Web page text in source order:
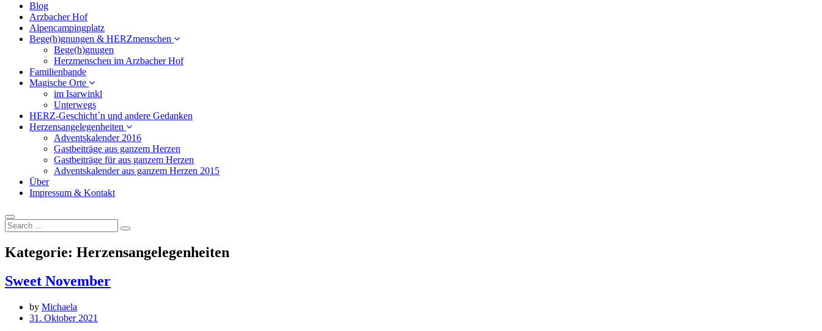
Blog
Arzbacher Hof
Alpencampingplatz
Bege(h)gnungen & HERZmenschen
Bege(h)gnugen
Herzmenschen im Arzbacher Hof
Familienbande
Magische Orte
im Isarwinkl
Unterwegs
HERZ-Geschicht`n und andere Gedanken
Herzensangelegenheiten
Adventskalender 2016
Gastbeiträge aus ganzem Herzen
Gastbeiträge für aus ganzem Herzen
Adventskalender aus ganzem Herzen 2015
Über
Impressum & Kontakt
Kategorie: Herzensangelegenheiten
Sweet November
by Michaela
31. Oktober 2021